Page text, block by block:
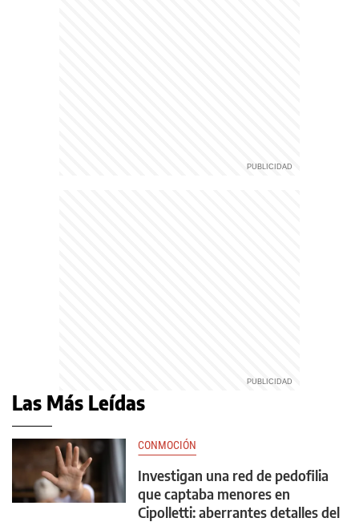
Las Más Leídas
CONMOCIÓN
Investigan una red de pedofilia
que captaba menores en
Cipolletti: aberrantes detalles del